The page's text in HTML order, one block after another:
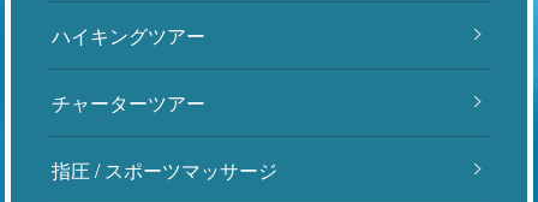
ハイキングツアー
チャーターツアー
指圧 / スポーツマッサージ